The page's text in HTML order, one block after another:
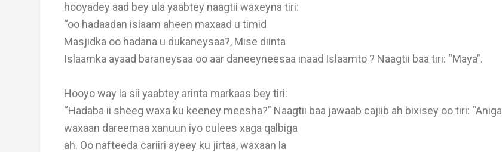
hooyadey aad bey ula yaabtey naagtii waxeyna tiri:
“oo hadaadan islaam aheen maxaad u timid
Masjidka oo hadana u dukaneysaa?, Mise diinta
Islaamka ayaad baraneysaa oo aar daneeyneesaa inaad Islaamto ? Naagtii baa tiri: “Maya”.
Hooyo way la sii yaabtey arinta markaas bey tiri:
“Hadaba ii sheeg waxa ku keeney meesha?” Naagtii baa jawaab cajiib ah bixisey oo tiri: “Aniga
waxaan dareemaa xanuun iyo culees xaga qalbiga
ah. Oo nafteeda cariiri ayeey ku jirtaa, waxaan la